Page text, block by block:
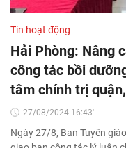
Tin hoạt động
Hải Phòng: Nâng
công tác bồi
tâm chính trị
27/08/2024 16:43'
Ngày 27/8, Ban Tuyên